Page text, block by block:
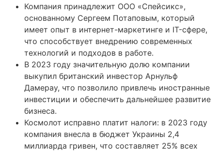
Компания принадлежит ООО «Спейсикс»,
основанному Сергеем Потаповым, который
имеет опыт в интернет-маркетинге и IT-сфере,
что способствует внедрению современных
технологий и подходов в работе.
В 2023 году значительную долю компании
выкупил британский инвестор Арнульф
Дамерау, что позволило привлечь иностранные
инвестиции и обеспечить дальнейшее развитие
бизнеса.
Космолот исправно платит налоги: в 2023 году
компания внесла в бюджет Украины 2,4
миллиарда гривен, что составляет 25% всех